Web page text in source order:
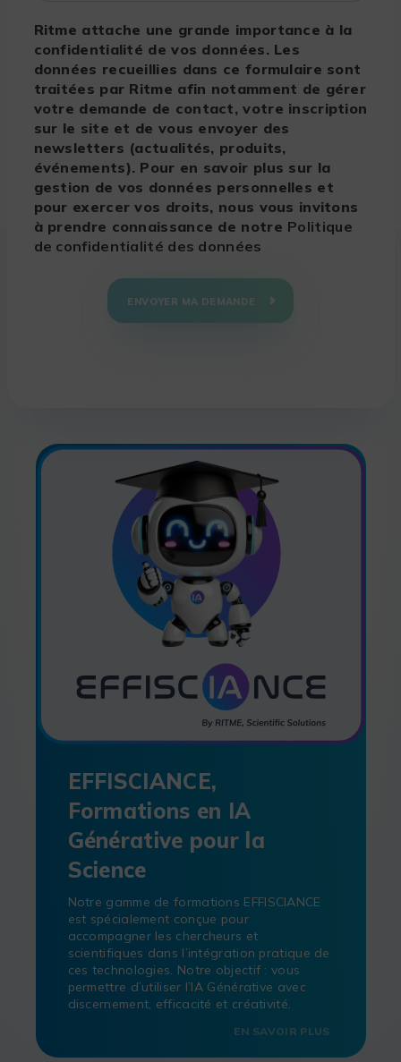
Ritme attache une grande importance à la
confidentialité de vos données. Les
données recueillies dans ce formulaire sont
traitées par Ritme afin notamment de gérer
votre demande de contact, votre inscription
sur le site et de vous envoyer des
newsletters (actualités, produits,
événements). Pour en savoir plus sur la
gestion de vos données personnelles et
pour exercer vos droits, nous vous invitons
à prendre connaissance de notre Politique
de confidentialité des données
ENVOYER MA DEMANDE
EFFISCIANCE,
Formations en IA
Générative pour la
Science
Notre gamme de formations EFFISCIANCE
est spécialement conçue pour
accompagner les chercheurs et
scientifiques dans l’intégration pratique de
ces technologies. Notre objectif : vous
permettre d’utiliser l’IA Générative avec
discernement, efficacité et créativité.
EN SAVOIR PLUS